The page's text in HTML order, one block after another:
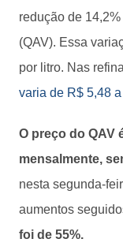
redução de
(QAV). Essa
por litro. Nas
varia de R$ 5,48
O preço do QAV
mensalmente,
nesta segunda-
aumentos
foi de 55%.